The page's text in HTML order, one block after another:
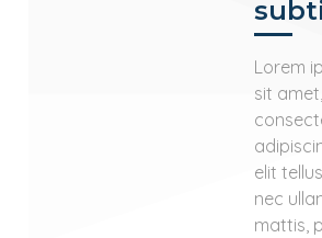
Lorem
sit amet,
elit
nec
mattis,